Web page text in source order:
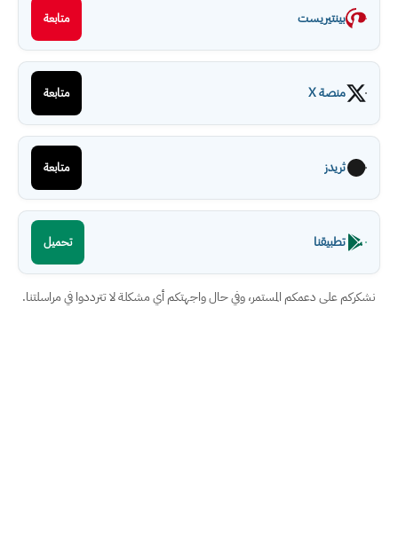
بينتيريست متابعة
منصة X متابعة
ثريدز متابعة
تطبيقنا تحميل
نشكركم على دعمكم المستمر، وفي حال واجهتكم أي مشكلة لا تترددوا في مراسلتنا.